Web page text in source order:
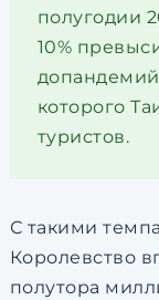
полугодии
10%
которого
туристов.
С такими
Королевство
полутора